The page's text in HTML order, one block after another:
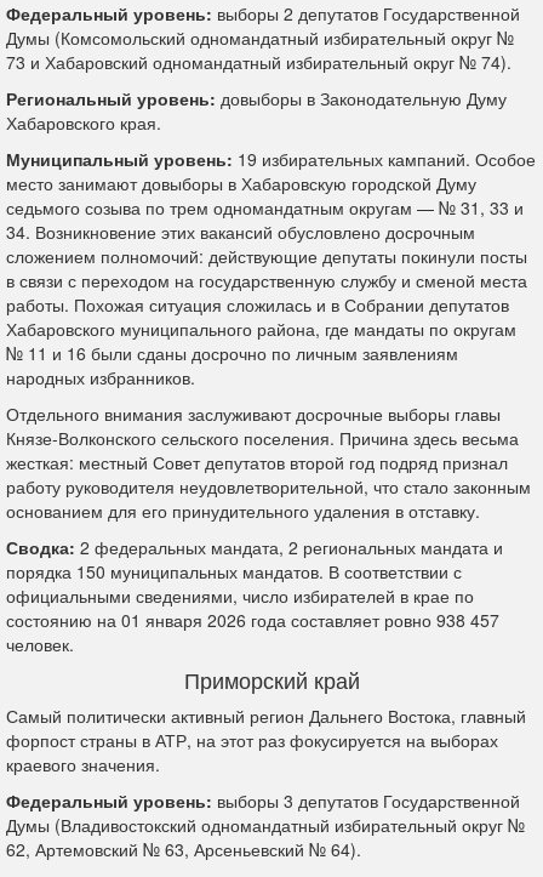
Федеральный уровень: выборы 2 депутатов Государственной
Думы (Комсомольский одномандатный избирательный округ №
73 и Хабаровский одномандатный избирательный округ № 74).
Региональный уровень: довыборы в Законодательную Думу
Хабаровского края.
Муниципальный уровень: 19 избирательных кампаний. Особое
место занимают довыборы в Хабаровскую городской Думу
седьмого созыва по трем одномандатным округам — № 31, 33 и
34. Возникновение этих вакансий обусловлено досрочным
сложением полномочий: действующие депутаты покинули посты
в связи с переходом на государственную службу и сменой места
работы. Похожая ситуация сложилась и в Собрании депутатов
Хабаровского муниципального района, где мандаты по округам
№ 11 и 16 были сданы досрочно по личным заявлениям
народных избранников.
Отдельного внимания заслуживают досрочные выборы главы
Князе-Волконского сельского поселения. Причина здесь весьма
жесткая: местный Совет депутатов второй год подряд признал
работу руководителя неудовлетворительной, что стало законным
основанием для его принудительного удаления в отставку.
Сводка: 2 федеральных мандата, 2 региональных мандата и
порядка 150 муниципальных мандатов. В соответствии с
официальными сведениями, число избирателей в крае по
состоянию на 01 января 2026 года составляет ровно 938 457
человек.
Приморский край
Самый политически активный регион Дальнего Востока, главный
форпост страны в АТР, на этот раз фокусируется на выборах
краевого значения.
Федеральный уровень: выборы 3 депутатов Государственной
Думы (Владивостокский одномандатный избирательный округ №
62, Артемовский № 63, Арсеньевский № 64).